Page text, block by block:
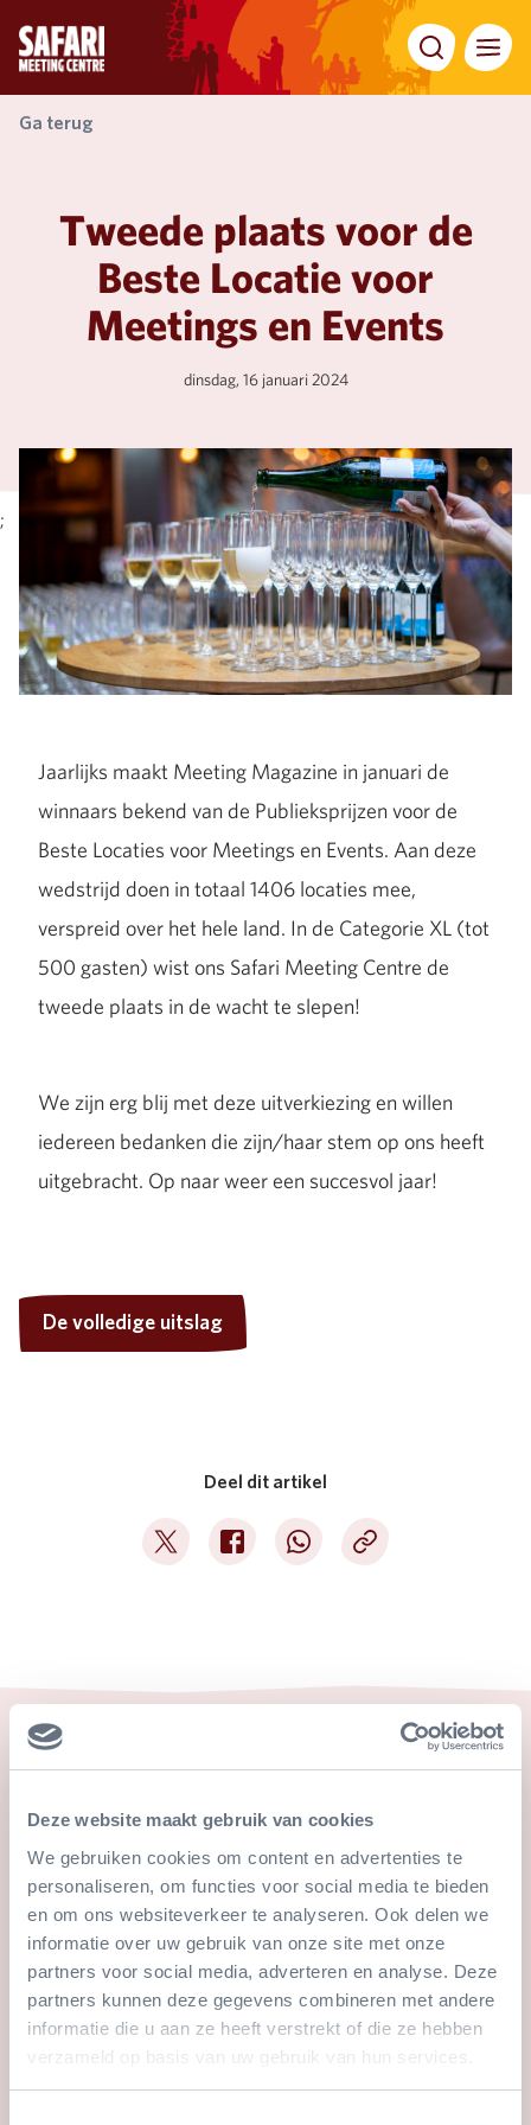
Deze website maakt gebruik van cookies
We gebruiken cookies om content en advertenties te
personaliseren, om functies voor social media te bieden
en om ons websiteverkeer te analyseren. Ook delen we
informatie over uw gebruik van onze site met onze
partners voor social media, adverteren en analyse. Deze
partners kunnen deze gegevens combineren met andere
informatie die u aan ze heeft verstrekt of die ze hebben
verzameld op basis van uw gebruik van hun services.
ZoekenMenu
Ga terug
;
Tweede plaats voor de
Beste Locatie voor
Meetings en Events
dinsdag, 16 januari 2024
Jaarlijks maakt Meeting Magazine in januari de
winnaars bekend van de Publieksprijzen voor de
Beste Locaties voor Meetings en Events. Aan deze
wedstrijd doen in totaal 1406 locaties mee,
verspreid over het hele land. In de Categorie XL (tot
500 gasten) wist ons Safari Meeting Centre de
tweede plaats in de wacht te slepen!
We zijn erg blij met deze uitverkiezing en willen
iedereen bedanken die zijn/haar stem op ons heeft
uitgebracht. Op naar weer een succesvol jaar!
De volledige uitslag
Deel dit artikel
Deel op TwitterDeel op Facebook
Deel op WhatsApp
Kopieer link